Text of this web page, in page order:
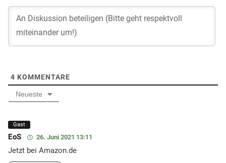
4 KOMMENTARE
Neueste
Gast
EoS 26. Juni 2021 13:11
Jetzt bei Amazon.de